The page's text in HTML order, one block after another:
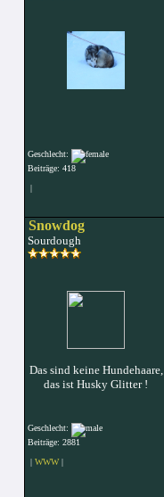
Geschlecht:
Beiträge: 418
|
Snowdog
Sourdough
Das sind keine Hundehaare,
das ist Husky Glitter !
Geschlecht:
Beiträge: 2881
| WWW|